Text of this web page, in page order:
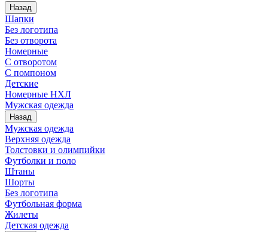
Назад
Шапки
Без логотипа
Без отворота
Номерные
С отворотом
С помпоном
Детские
Номерные НХЛ
Мужская одежда
Назад
Мужская одежда
Верхняя одежда
Толстовки и олимпийки
Футболки и поло
Штаны
Шорты
Без логотипа
Футбольная форма
Жилеты
Детская одежда